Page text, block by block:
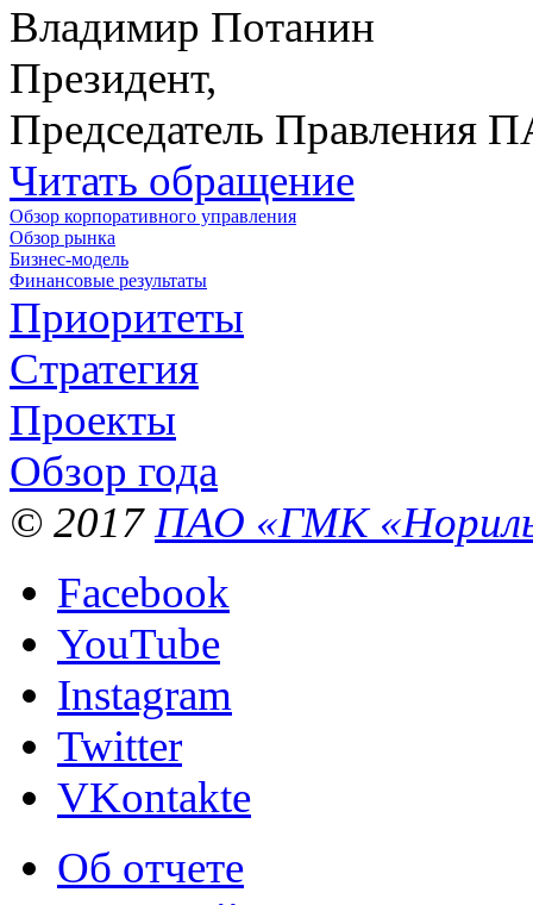
Владимир Потанин
Президент,
Председатель Правления
Читать обращение
Обзор корпоративного управления
Обзор рынка
Бизнес-модель
Финансовые результаты
Приоритеты
Стратегия
Проекты
Обзор года
© 2017 ПАО «ГМК
Facebook
YouTube
Instagram
Twitter
VKontakte
Об отчете